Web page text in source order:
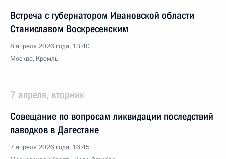
Встреча с губернатором Ивановской области
Станиславом Воскресенским
8 апреля 2026 года, 13:40
Москва, Кремль
7 апреля, вторник
Совещание по вопросам ликвидации последствий
паводков в Дагестане
7 апреля 2026 года, 16:45